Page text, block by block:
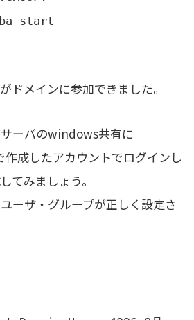
start
ドメインに参加できました。
ーバのwindows共有に
成したアカウントでログインし
てみましょう。
ーザ・グループが正しく設定さ